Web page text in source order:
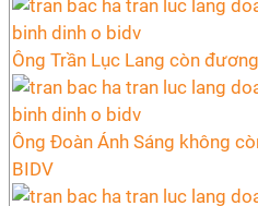
Ông Trần Lục Lang còn
Ông Đoàn Ánh Sáng không
BIDV